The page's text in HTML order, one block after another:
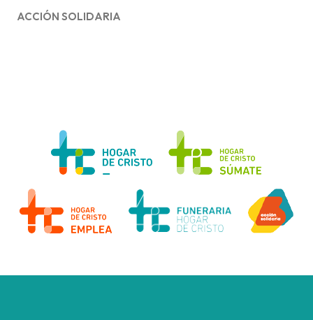
ACCIÓN SOLIDARIA